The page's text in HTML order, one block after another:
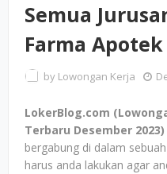
Semua
Farma
by Lowongan Kerja
LokerBlog.com
Terbaru Desember 2023)
bergabung di dalam
harus anda lakukan agar